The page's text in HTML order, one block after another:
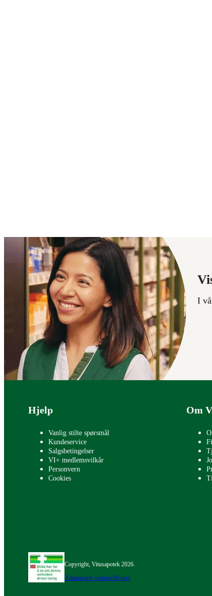
I
Bunntekst
Hjelp
Vanlig stilte spørsmål
Kundeservice
Salgsbetingelser
VI+ medlemsvilkår
Personvern
Cookies
Om
Copyright, Vitusapotek 2026.
Administrer cookiesMerker